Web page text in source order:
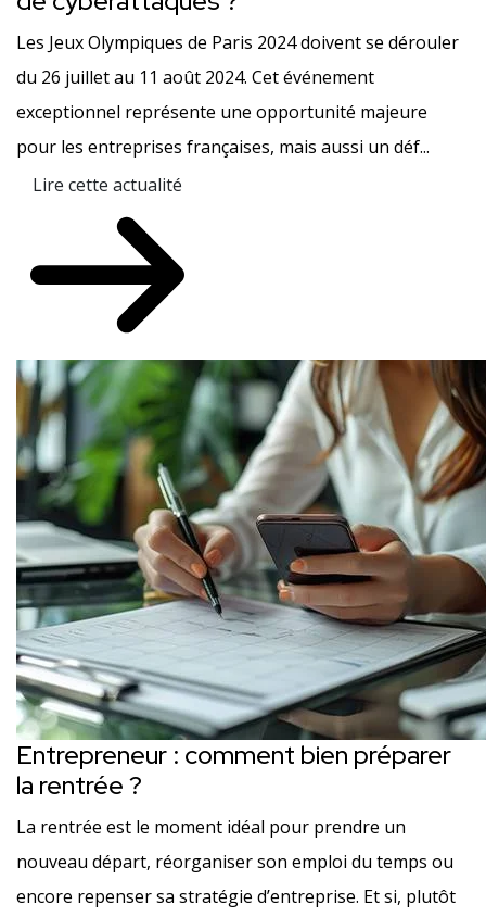
Les Jeux Olympiques de Paris 2024 doivent se dérouler
du 26 juillet au 11 août 2024. Cet événement
exceptionnel représente une opportunité majeure
pour les entreprises françaises, mais aussi un déf...
Lire cette actualité
Entrepreneur : comment bien préparer
la rentrée ?
La rentrée est le moment idéal pour prendre un
nouveau départ, réorganiser son emploi du temps ou
encore repenser sa stratégie d’entreprise. Et si, plutôt